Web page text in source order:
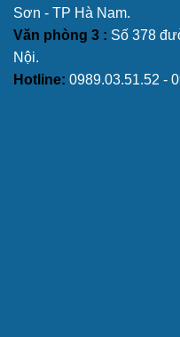
Sơn - TP Hà Nam.
Văn phòng 3 : Số 378
Nội.
Hotline: 0989.03.51.52 -